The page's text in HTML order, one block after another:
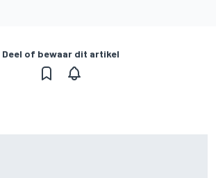
Deel of bewaar dit artikel